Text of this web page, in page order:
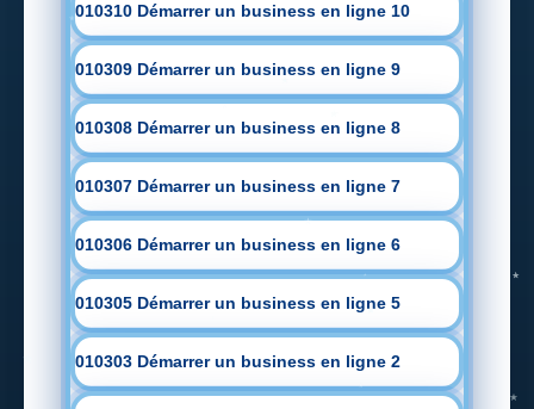
010310 Démarrer un business en ligne 10
010309 Démarrer un business en ligne 9
010308 Démarrer un business en ligne 8
010307 Démarrer un business en ligne 7
010306 Démarrer un business en ligne 6
010305 Démarrer un business en ligne 5
010303 Démarrer un business en ligne 2